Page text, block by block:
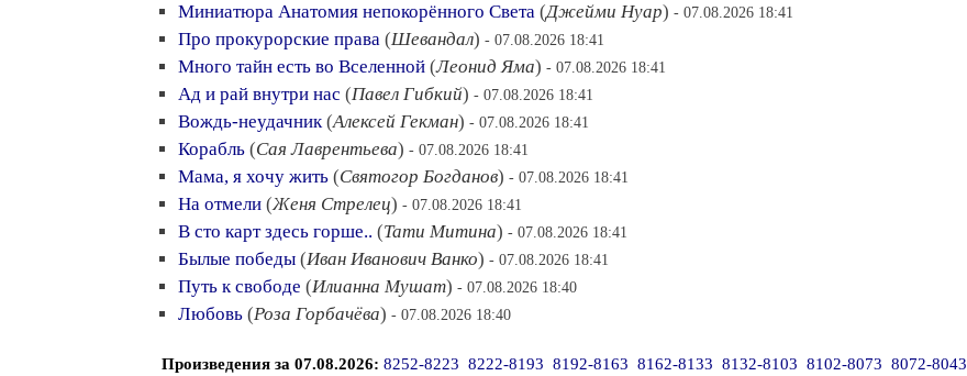
Миниатюра Анатомия непокорённого Света (Джейми Нуар) - 07.08.2026 18:41
Про прокурорские права (Шевандал) - 07.08.2026 18:41
Много тайн есть во Вселенной (Леонид Яма) - 07.08.2026 18:41
Ад и рай внутри нас (Павел Гибкий) - 07.08.2026 18:41
Вождь-неудачник(Алексей Гекман) - 07.08.2026 18:41
Корабль (Сая Лаврентьева) - 07.08.2026 18:41
Мама, я хочу жить (Святогор Богданов) - 07.08.2026 18:41
На отмели (Женя Стрелец) - 07.08.2026 18:41
В сто карт здесь горше.. (Тати Митина) - 07.08.2026 18:41
Былые победы (Иван Иванович Ванко) - 07.08.2026 18:41
Путь к свободе (Илианна Мушат) - 07.08.2026 18:40
Любовь (Роза Горбачёва) - 07.08.2026 18:40
Произведения за 07.08.2026: 8252-8223 8222-8193 8192-8163 8162-8133 8132-8103 8102-8073 8072-8043